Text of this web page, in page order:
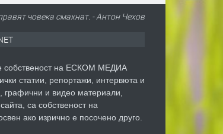
човека смахнат. - Антон Чехов
собственост на ЕСКОМ МЕДИА
статии, репортажи, интервюта и
графични и видео материали,
са собственост на
ако изрично е посочено друго.